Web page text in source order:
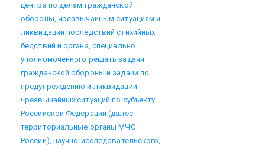
центра по делам гражданской
обороны, чрезвычайным ситуациям и
ликвидации последствий стихийных
бедствий и органа, специально
уполномоченного решать задачи
гражданской обороны и задачи по
предупреждению и ликвидации
чрезвычайных ситуаций по субъекту
Российской Федерации (далее -
территориальные органы МЧС
России), научно-исследовательского,